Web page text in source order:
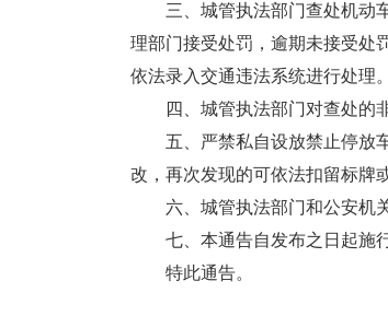
三、城管执法部门查处机动
理部门接受处罚，逾期未接受处
依法录入交通违法系统进行处理
四、城管执法部门对查处的
五、严禁私自设放禁止停放
改，再次发现的可依法扣留标牌
六、城管执法部门和公安机
七、本通告自发布之日起施行
特此通告。